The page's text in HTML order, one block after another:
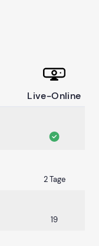
Live-Online
2 Tage
19